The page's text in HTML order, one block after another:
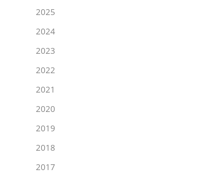
2025
2024
2023
2022
2021
2020
2019
2018
2017